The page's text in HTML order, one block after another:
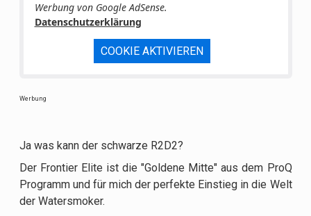
Werbung von Google AdSense.
Datenschutzerklärung
COOKIE AKTIVIEREN
Werbung
Ja was kann der schwarze R2D2?
Der Frontier Elite ist die "Goldene Mitte" aus dem ProQ
Programm und für mich der perfekte Einstieg in die Welt
der Watersmoker.